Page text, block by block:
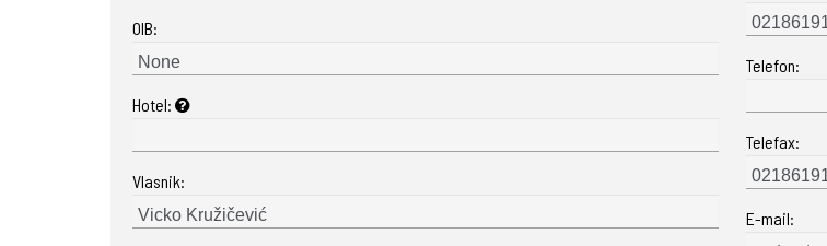
OIB:
Hotel:
Vlasnik:
Telefon:
Telefax:
E-mail: